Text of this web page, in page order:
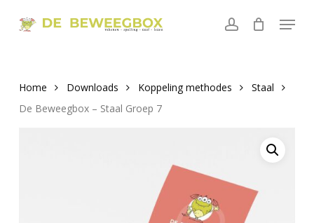
account
Menu
Home Downloads Koppeling methodes
Staal
De Beweegbox – Staal Groep 7